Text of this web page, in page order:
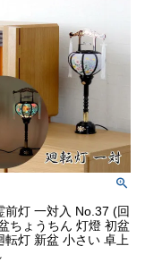
前灯 一対入 No.37 (回
ちょうちん 灯燈 初盆
転灯 新盆 小さい 卓上